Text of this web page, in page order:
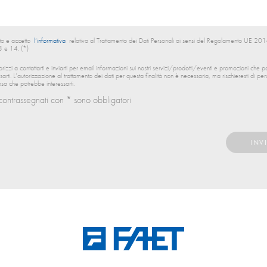
e accetto l’informativa relativa al Trattamento dei Dati Personali ai sensi del Regolamento UE
e 14. (*)
a contattarti e inviarti per email informazioni sui nostri servizi/prodotti/eventi e promozioni che
L’autorizzazione al trattamento dei dati per questa finalità non è necessaria, ma rischieresti di
che potrebbe interessarti.
con * sono obbligatori